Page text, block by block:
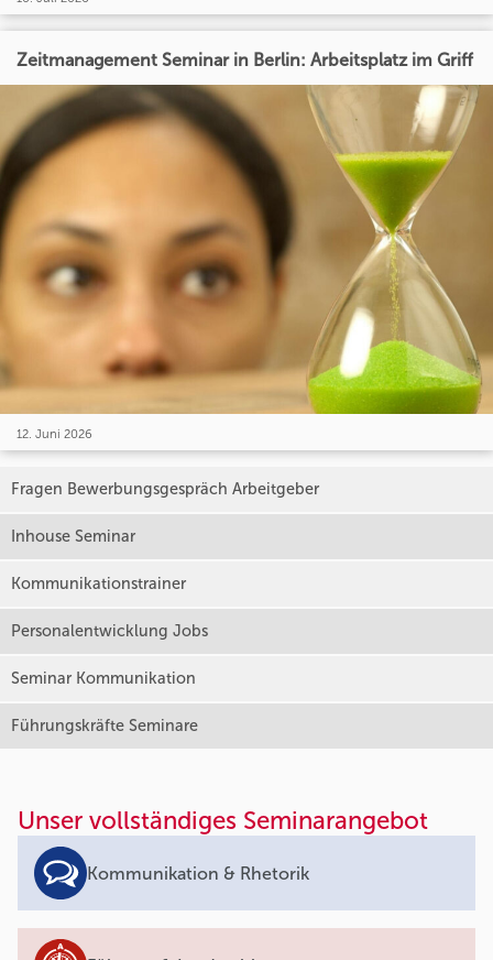
Zeitmanagement Seminar in Berlin: Arbeitsplatz im Griff
12. Juni 2026
Fragen Bewerbungsgespräch Arbeitgeber
Inhouse Seminar
Kommunikationstrainer
Personalentwicklung Jobs
Seminar Kommunikation
Führungskräfte Seminare
Unser vollständiges Seminarangebot
Kommunikation & Rhetorik